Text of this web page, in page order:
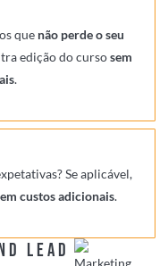
que não perde o seu
edição do cursosem
.
Se aplicável,
custos adicionais.
LEAD